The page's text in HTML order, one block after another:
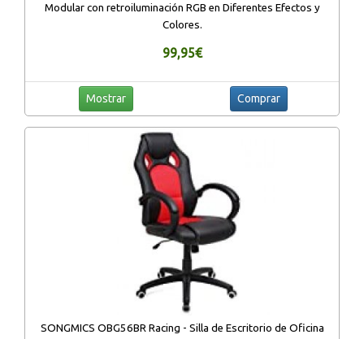
Modular con retroiluminación RGB en Diferentes Efectos y
Colores.
99,95€
Mostrar Comprar
SONGMICS OBG56BR Racing - Silla de Escritorio de Oficina